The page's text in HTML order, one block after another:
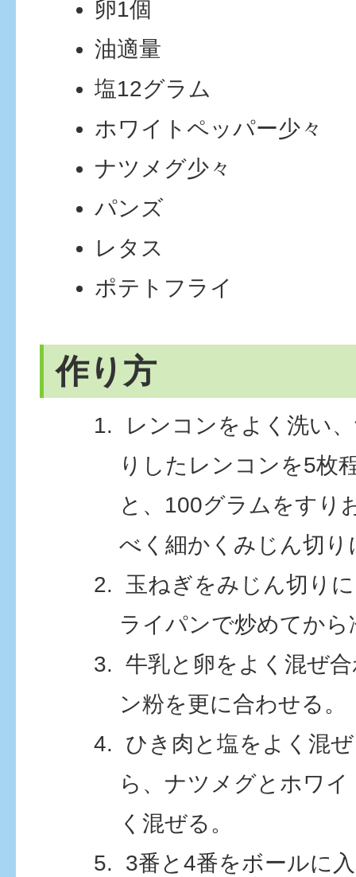
卵1個
油適量
塩12グラム
ホワイトペッパー少々
ナツメグ少々
パンズ
レタス
ポテトフライ
作り方
レンコンをよく洗い
りしたレンコンを5枚
と、100グラムをすり
べく細かくみじん切り
玉ねぎをみじん切り
ライパンで炒めてか
牛乳と卵をよく混ぜ
ン粉を更に合わせる。
ひき肉と塩をよく混
ら、ナツメグとホワ
く混ぜる。
3番と4番をボールに